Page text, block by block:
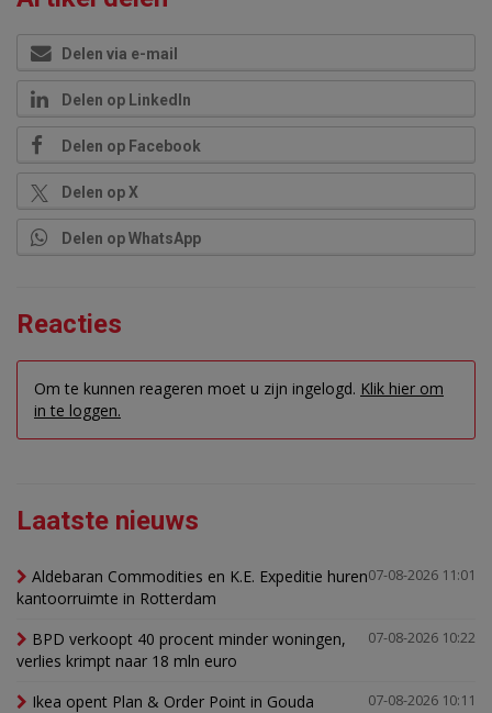
Delen via e-mail
Delen op LinkedIn
Delen op Facebook
Delen op X
Delen op WhatsApp
Reacties
Om te kunnen reageren moet u zijn ingelogd. Klik hier om
in te loggen.
Laatste nieuws
07-08-2026 11:01
Aldebaran Commodities en K.E. Expeditie huren
kantoorruimte in Rotterdam
07-08-2026 10:22
BPD verkoopt 40 procent minder woningen,
verlies krimpt naar 18 mln euro
07-08-2026 10:11
Ikea opent Plan & Order Point in Gouda